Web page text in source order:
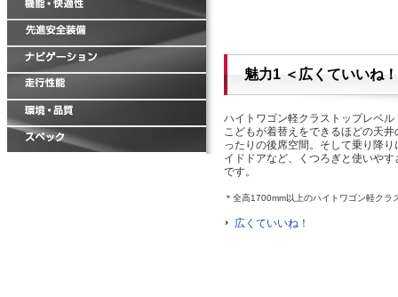
魅力1 ＜広くていいね
ハイトワゴン軽クラストップレベ
こどもが着替えをできるほどの天
ったりの後席空間。そして乗り降
イドドアなど、くつろぎと使いや
です。
＊全高1700mm以上のハイトワゴン軽ク
広くていいね！